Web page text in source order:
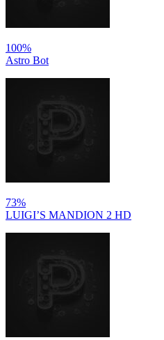
100%
Astro Bot
73%
LUIGI’S MANDION 2 HD